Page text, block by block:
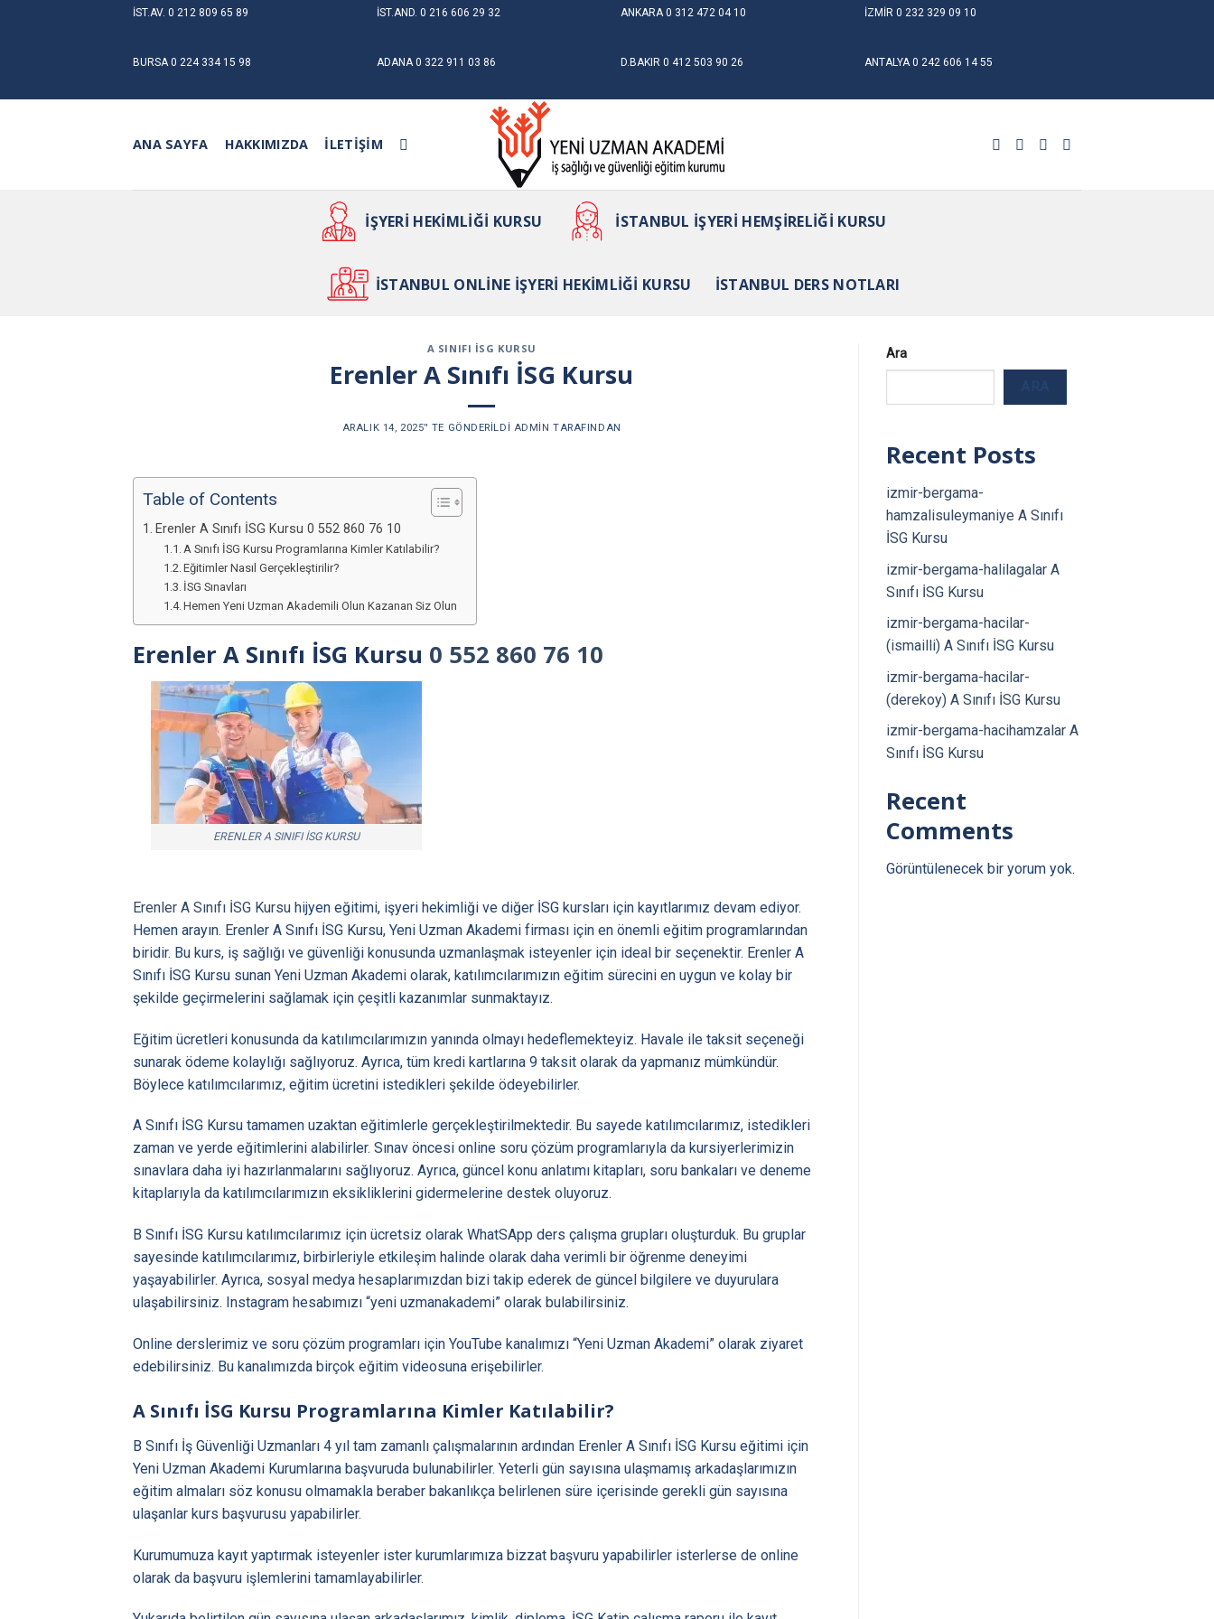
İST.AV. 0 212 809 65 89 İST.AND. 0 216 606 29 32 ANKARA0 312 472 04 10 İZMİR 0 232 329 09 10
BURSA0 224 334 15 98 ADANA0 322 911 03 86 D.BAKIR 0 412 503 90 26 ANTALYA0 242 606 14 55
ANA SAYFA HAKKIMIZDA İLETIŞIM
İŞYERI HEKIMLIĞI KURSU İSTANBUL İŞYERI HEMŞIRELIĞI KURSU
İSTANBUL ONLINE İŞYERI HEKIMLIĞI KURSU İSTANBUL DERS NOTLARI
A SINIFI İSG KURSU
Erenler A Sınıfı İSG Kursu
ARALIK 14, 2025’' TE GÖNDERILDI ADMIN TARAFINDAN
Table of Contents
Erenler A Sınıfı İSG Kursu 0 552 860 76 10
A Sınıfı İSG Kursu Programlarına Kimler Katılabilir?
Eğitimler Nasıl Gerçekleştirilir?
İSG Sınavları
Hemen Yeni Uzman Akademili Olun Kazanan Siz Olun
Erenler A Sınıfı İSG Kursu 0 552 860 76 10
ERENLER A SINIFI İSG KURSU
Erenler A Sınıfı İSG Kursu hijyen eğitimi, işyeri hekimliği ve diğer İSG kursları için kayıtlarımız devam ediyor.
Hemen arayın. Erenler A Sınıfı İSG Kursu, Yeni Uzman Akademi firması için en önemli eğitim programlarından
biridir. Bu kurs, iş sağlığı ve güvenliği konusunda uzmanlaşmak isteyenler için ideal bir seçenektir. Erenler A
Sınıfı İSG Kursu sunan Yeni Uzman Akademi olarak, katılımcılarımızın eğitim sürecini en uygun ve kolay bir
şekilde geçirmelerini sağlamak için çeşitli kazanımlar sunmaktayız.
Eğitim ücretleri konusunda da katılımcılarımızın yanında olmayı hedeflemekteyiz. Havale ile taksit seçeneği
sunarak ödeme kolaylığı sağlıyoruz. Ayrıca, tüm kredi kartlarına 9 taksit olarak da yapmanız mümkündür.
Böylece katılımcılarımız, eğitim ücretini istedikleri şekilde ödeyebilirler.
A Sınıfı İSG Kursu tamamen uzaktan eğitimlerle gerçekleştirilmektedir. Bu sayede katılımcılarımız, istedikleri
zaman ve yerde eğitimlerini alabilirler. Sınav öncesi online soru çözüm programlarıyla da kursiyerlerimizin
sınavlara daha iyi hazırlanmalarını sağlıyoruz. Ayrıca, güncel konu anlatımı kitapları, soru bankaları ve deneme
kitaplarıyla da katılımcılarımızın eksikliklerini gidermelerine destek oluyoruz.
B Sınıfı İSG Kursu katılımcılarımız için ücretsiz olarak WhatSApp ders çalışma grupları oluşturduk. Bu gruplar
sayesinde katılımcılarımız, birbirleriyle etkileşim halinde olarak daha verimli bir öğrenme deneyimi
yaşayabilirler. Ayrıca, sosyal medya hesaplarımızdan bizi takip ederek de güncel bilgilere ve duyurulara
ulaşabilirsiniz. Instagram hesabımızı “yeni uzmanakademi” olarak bulabilirsiniz.
Online derslerimiz ve soru çözüm programları için YouTube kanalımızı “Yeni Uzman Akademi” olarak ziyaret
edebilirsiniz. Bu kanalımızda birçok eğitim videosuna erişebilirler.
A Sınıfı İSG Kursu Programlarına Kimler Katılabilir?
B Sınıfı İş Güvenliği Uzmanları 4 yıl tam zamanlı çalışmalarının ardından Erenler A Sınıfı İSG Kursu eğitimi için
Yeni Uzman Akademi Kurumlarına başvuruda bulunabilirler. Yeterli gün sayısına ulaşmamış arkadaşlarımızın
eğitim almaları söz konusu olmamakla beraber bakanlıkça belirlenen süre içerisinde gerekli gün sayısına
ulaşanlar kurs başvurusu yapabilirler.
Kurumumuza kayıt yaptırmak isteyenler ister kurumlarımıza bizzat başvuru yapabilirler isterlerse de online
olarak da başvuru işlemlerini tamamlayabilirler.
Ara
Recent Posts
izmir-bergama-
hamzalisuleymaniye A Sınıfı
İSG Kursu
izmir-bergama-halilagalar A
Sınıfı İSG Kursu
izmir-bergama-hacilar-
(ismailli) A Sınıfı İSG Kursu
izmir-bergama-hacilar-
(derekoy) A Sınıfı İSG Kursu
izmir-bergama-hacihamzalar A
Sınıfı İSG Kursu
Recent
Comments
Görüntülenecek bir yorum yok.